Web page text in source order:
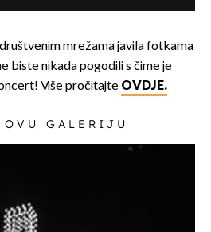
mrežama javila fotkama
biste nikada pogodili s čime je
Više pročitajte OVDJE.
GALERIJU